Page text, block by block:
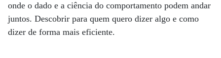
onde o dado e a ciência do comportamento podem andar
juntos. Descobrir para quem quero dizer algo e como
dizer de forma mais eficiente.